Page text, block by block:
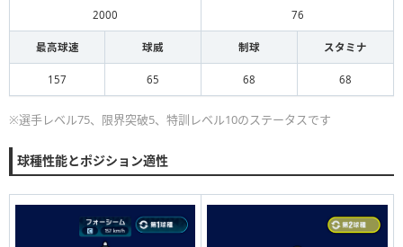
2000 76
最高球速 球威 制球 スタミナ
157 65 68 68
※選手レベル75、限界突破5、特訓レベル10のステータスです
球種性能とポジション適性